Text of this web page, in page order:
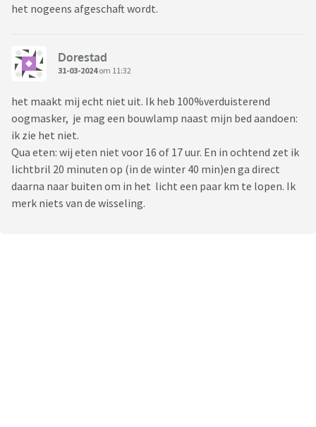
het nogeens afgeschaft wordt.
Dorestad
31-03-2024om 11:32
het maakt mij echt niet uit. Ik heb 100%verduisterend
oogmasker, je mag een bouwlamp naast mijn bed aandoen:
ik zie het niet.
Qua eten: wij eten niet voor 16 of 17 uur. En in ochtend zet ik
lichtbril 20 minuten op (in de winter 40 min)en ga direct
daarna naar buiten om in het licht een paar km te lopen. Ik
merk niets van de wisseling.